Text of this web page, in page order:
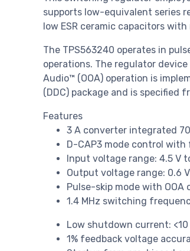
supports low-equivalent series
low ESR ceramic capacitors
The TPS563240 operates in
operations. The regulator
Audio™ (OOA) operation is
(DDC) package and is specified
Features
3 A converter integrated
D-CAP3 mode control
Input voltage range: 4.5 V
Output voltage range: 0.6
Pulse-skip mode with
1.4 MHz switching
Low shutdown current: <10
1% feedback voltage